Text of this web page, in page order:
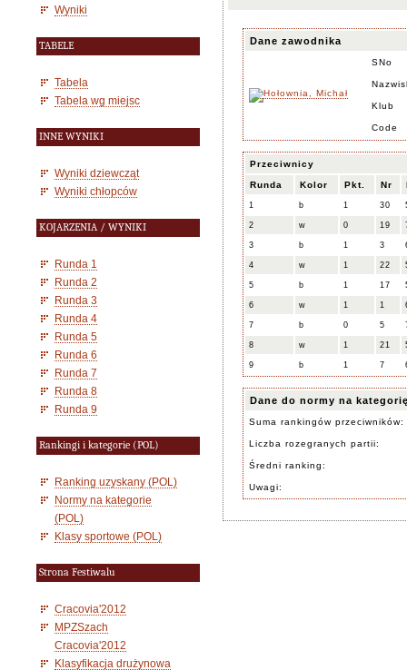
Wyniki
TABELE
Tabela
Tabela wg miejsc
INNE WYNIKI
Wyniki dziewcząt
Wyniki chłopców
KOJARZENIA / WYNIKI
Runda 1
Runda 2
Runda 3
Runda 4
Runda 5
Runda 6
Runda 7
Runda 8
Runda 9
Rankingi i kategorie (POL)
Ranking uzyskany (POL)
Normy na kategorie
(POL)
Klasy sportowe (POL)
Strona Festiwalu
Cracovia'2012
MPZSzach
Cracovia'2012
Klasyfikacja drużynowa
Dane zawodnika
SNo
Klub
Code
Przeciwnicy
Runda Kolor Pkt. Nr
1 b 1 30
2 w 0 19
3 b 1 3
4 w 1 22
5 b 1 17
6 w 1 1
7 b 0 5
8 w 1 21
9 b 1 7
Dane do normy na
Suma rankingów przeciwników:
Liczba rozegranych partii:
Średni ranking:
Uwagi: